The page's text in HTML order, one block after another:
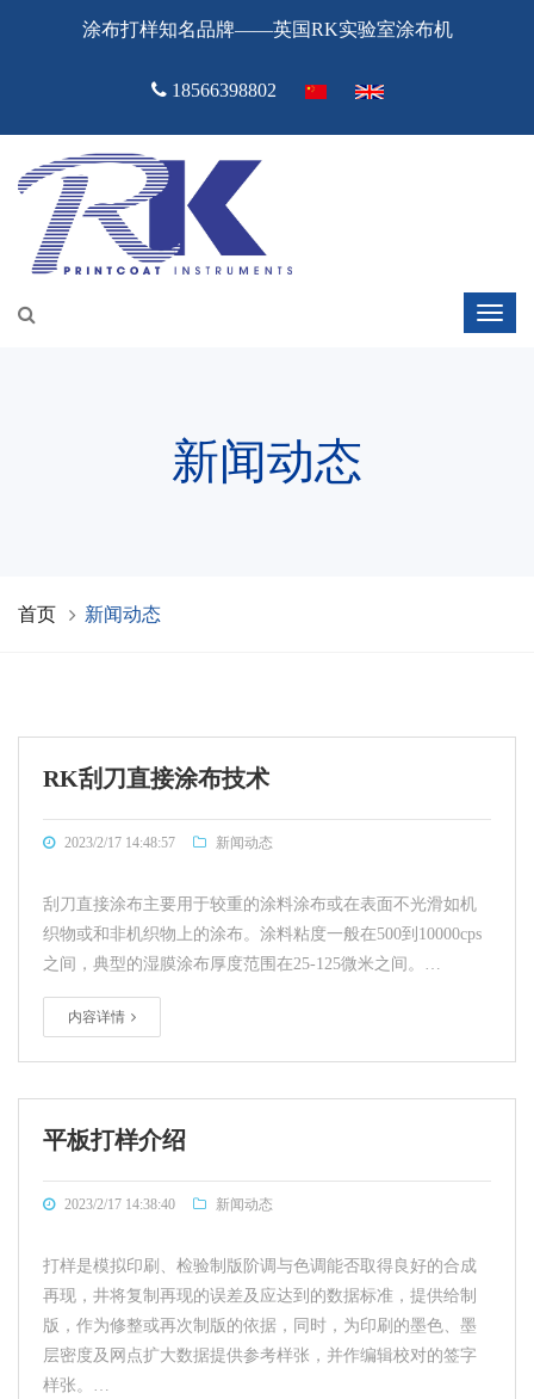
涂布打样知名品牌——英国RK实验室涂布机
18566398802
新闻动态
首页 新闻动态
RK刮刀直接涂布技术
2023/2/17 14:48:57 新闻动态
刮刀直接涂布主要用于较重的涂料涂布或在表面不光滑如机
织物或和非机织物上的涂布。涂料粘度一般在500到10000cps
之间，典型的湿膜涂布厚度范围在25-125微米之间。…
内容详情
平板打样介绍
2023/2/17 14:38:40 新闻动态
打样是模拟印刷、检验制版阶调与色调能否取得良好的合成
再现，井将复制再现的误差及应达到的数据标准，提供给制
版，作为修整或再次制版的依据，同时，为印刷的墨色、墨
层密度及网点扩大数据提供参考样张，并作编辑校对的签字
样张。…